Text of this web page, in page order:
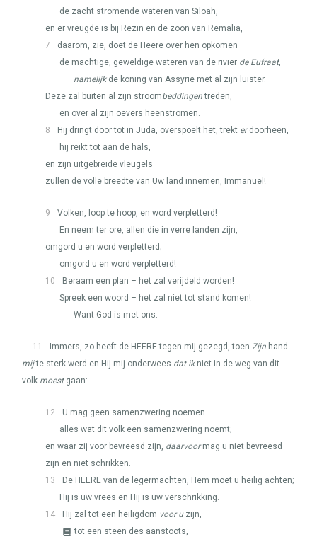
de zacht stromende wateren van Siloah,
en er vreugde is bij Rezin en de zoon van Remalia,
7
daarom, zie, doet de Heere over hen opkomen
de machtige, geweldige wateren van de rivier de Eufraat,
namelijkde koning van Assyrië met al zijn luister.
Deze zal buiten al zijn stroombeddingentreden,
en over al zijn oevers heenstromen.
8
Hij dringt door tot in Juda, overspoelt het, trekt erdoorheen,
hij reikt tot aan de hals,
en zijn uitgebreide vleugels
zullen de volle breedte van Uw land innemen, Immanuel!
9
Volken, loop te hoop, en word verpletterd!
En neem ter ore, allen die in verre landen zijn,
omgord u en word verpletterd;
omgord u en word verpletterd!
10
Beraam een plan – het zal verijdeld worden!
Spreek een woord – het zal niet tot stand komen!
Want God is met ons.
11 Immers, zo heeft de HEEREtegen mij gezegd, toen Zijn hand
mijte sterk werd en Hij mij onderwees dat ikniet in de weg van dit
volk moestgaan:
12
U mag geen samenzwering noemen
alles wat dit volk een samenzwering noemt;
en waar zij voor bevreesd zijn, daarvoormag u niet bevreesd
zijn en niet schrikken.
13
De HEERE van de legermachten, Hem moet u heilig achten;
Hij is uw vrees en Hij is uw verschrikking.
14
Hij zal tot een heiligdom voor uzijn,
tot een steen des aanstoots,